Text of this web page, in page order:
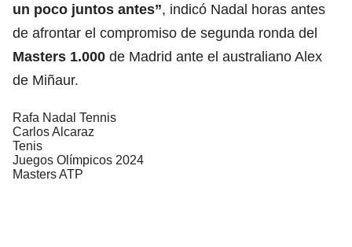
un poco juntos antes”, indicó Nadal horas antes
de afrontar el compromiso de segunda ronda del
Masters 1.000 de Madrid ante el australiano Alex
de Miñaur.
Rafa Nadal Tennis
Carlos Alcaraz
Tenis
Juegos Olímpicos 2024
Masters ATP